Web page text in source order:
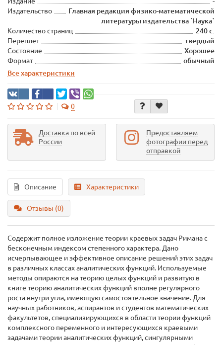
Издательство
Главная редакция физико-математической
литературы издательства `Наука`
Количество страниц
240 с.
Переплет
твердый
Состояние
Хорошее
Формат
обычный
Все характеристики
0
Доставка по всей
России
Предоставляем
фотографии перед
отправкой
Описание Характеристики
Отзывы (0)
Содержит полное изложение теории краевых задач Римана с
бесконечным индексом степенного характера. Дано
исчерпывающее и эффективное описание решений этих задач
в различных классах аналитических функций. Используемые
методы опираются на теорию целых функций и развитую в
книге теорию аналитических функций вполне регулярного
роста внутри угла, имеющую самостоятельное значение. Для
научных работников, аспирантов и студентов математических
факультетов, специализирующихся в области теории функций
комплексного переменного и интересующихся краевыми
задачами теории аналитических функций, сингулярными